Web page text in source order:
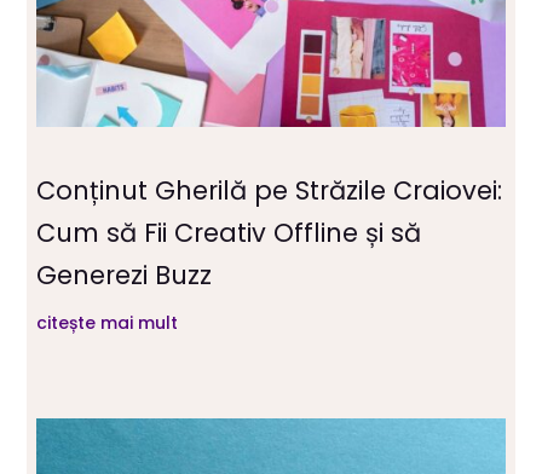
Conținut Gherilă pe Străzile Craiovei:
Cum să Fii Creativ Offline și să
Generezi Buzz
citește mai mult